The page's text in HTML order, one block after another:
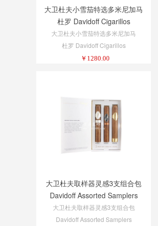
大卫杜夫小雪茄特选多米尼加马
杜罗 Davidoff Cigarillos
Primeros Dominican Maduro
Tins 5/6
大卫杜夫小雪茄特选多米尼加马
杜罗 Davidoff Cigarillos
Primeros Dominican Maduro
￥ 1280.00
大卫杜夫取样器灵感3支组合包
Davidoff Assorted Samplers
Davidoff Inspirational 3 Cigar
Assortment
大卫杜夫取样器灵感3支组合包
Davidoff Assorted Samplers